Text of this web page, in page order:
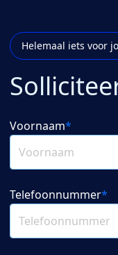
Helemaal iets voor
Voornaam*
Telefoonnummer*